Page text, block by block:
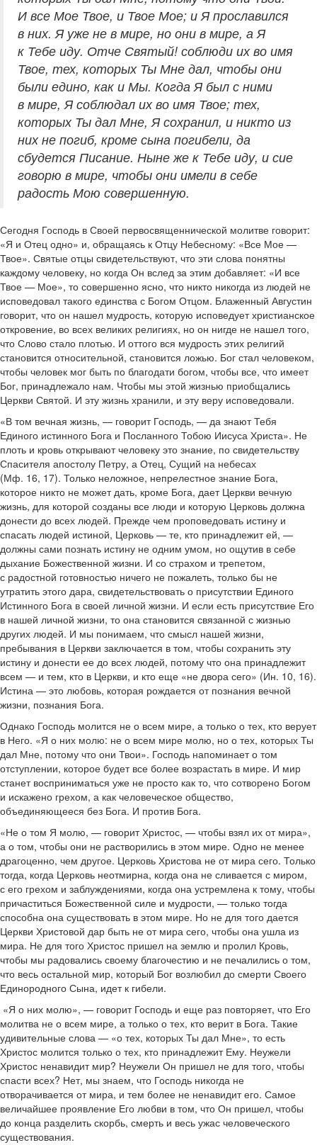
И все Мое Твое, и Твое Мое; и Я прославился
в них. Я уже не в мире, но они в мире, а Я
к Тебе иду. Отче Святый! соблюди их во имя
Твое, тех, которых Ты Мне дал, чтобы они
были едино, как и Мы. Когда Я был с ними
в мире, Я соблюдал их во имя Твое; тех,
которых Ты дал Мне, Я сохранил, и никто из
них не погиб, кроме сына погибели, да
сбудется Писание. Ныне же к Тебе иду, и сие
говорю в мире, чтобы они имели в себе
радость Мою совершенную.
Сегодня Господь в Своей первосвященнической молитве говорит:
«Я и Отец одно» и, обращаясь к Отцу Небесному: «Все Мое —
Твое». Святые отцы свидетельствуют, что эти слова понятны
каждому человеку, но когда Он вслед за этим добавляет: «И все
Твое — Мое», то совершенно ясно, что никто никогда из людей не
исповедовал такого единства с Богом Отцом. Блаженный Августин
говорит, что он нашел мудрость, которую исповедует христианское
откровение, во всех великих религиях, но он нигде не нашел того,
что Слово стало плотью. И оттого вся мудрость этих религий
становится относительной, становится ложью. Бог стал человеком,
чтобы человек мог быть по благодати богом, чтобы все, что имеет
Бог, принадлежало нам. Чтобы мы этой жизнью приобщались
Церкви Святой. И эту жизнь хранили, и эту веру исповедовали.
«В том вечная жизнь, — говорит Господь, — да знают Тебя
Единого истинного Бога и Посланного Тобою Иисуса Христа». Не
плоть и кровь открывают человеку это знание, по свидетельству
Спасителя апостолу Петру, а Отец, Сущий на небесах
(Мф. 16, 17). Только неложное, непрелестное знание Бога,
которое никто не может дать, кроме Бога, дает Церкви вечную
жизнь, для которой созданы все люди и которую Церковь должна
донести до всех людей. Прежде чем проповедовать истину и
спасать людей истиной, Церковь — те, кто принадлежит ей, —
должны сами познать истину не одним умом, но ощутив в себе
дыхание Божественной жизни. И со страхом и трепетом,
с радостной готовностью ничего не пожалеть, только бы не
утратить этого дара, свидетельствовать о присутствии Единого
Истинного Бога в своей личной жизни. И если есть присутствие Его
в нашей личной жизни, то она становится связанной с жизнью
других людей. И мы понимаем, что смысл нашей жизни,
пребывания в Церкви заключается в том, чтобы сохранить эту
истину и донести ее до всех людей, потому что она принадлежит
всем — и тем, кто в Церкви, и кто еще «не двора сего» (Ин. 10, 16).
Истина — это любовь, которая рождается от познания вечной
жизни, познания Бога.
Однако Господь молится не о всем мире, а только о тех, кто верует
в Него. «Я о них молю: не о всем мире молю, но о тех, которых Ты
дал Мне, потому что они Твои». Господь напоминает о том
отступлении, которое будет все более возрастать в мире. И мир
станет восприниматься уже не просто как то, что сотворено Богом
и искажено грехом, а как человеческое общество,
объединяющееся без Бога. И против Бога.
«Не о том Я молю, — говорит Христос, — чтобы взял их от мира»,
а о том, чтобы они не растворились в этом мире. Одно не менее
драгоценно, чем другое. Церковь Христова не от мира сего. Только
тогда, когда Церковь неотмирна, когда она не сливается с миром,
с его грехом и заблуждениями, когда она устремлена к тому, чтобы
причаститься Божественной силе и мудрости, — только тогда
способна она существовать в этом мире. Но не для того дается
Церкви Христовой дар быть не от мира сего, чтобы она ушла из
мира. Не для того Христос пришел на землю и пролил Кровь,
чтобы мы радовались своему благочестию и не печалились о том,
что весь остальной мир, который Бог возлюбил до смерти Своего
Единородного Сына, идет к гибели.
«Я о них молю», — говорит Господь и еще раз повторяет, что Его
молитва не о всем мире, а только о тех, кто верит в Бога. Такие
удивительные слова — «о тех, которых Ты дал Мне», то есть
Христос молится только о тех, кто принадлежит Ему. Неужели
Христос ненавидит мир? Неужели Он пришел не для того, чтобы
спасти всех? Нет, мы знаем, что Господь никогда не
отворачивается от мира, и тем более не ненавидит его. Самое
величайшее проявление Его любви в том, что Он пришел, чтобы
до конца разделить скорбь, смерть и весь ужас человеческого
существования.